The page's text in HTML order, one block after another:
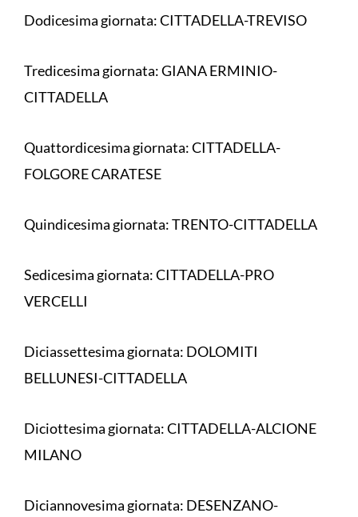
Dodicesima giornata: CITTADELLA-TREVISO
Tredicesima giornata: GIANA ERMINIO-
CITTADELLA
Quattordicesima giornata: CITTADELLA-
FOLGORE CARATESE
Quindicesima giornata: TRENTO-CITTADELLA
Sedicesima giornata: CITTADELLA-PRO
VERCELLI
Diciassettesima giornata: DOLOMITI
BELLUNESI-CITTADELLA
Diciottesima giornata: CITTADELLA-ALCIONE
MILANO
Diciannovesima giornata: DESENZANO-